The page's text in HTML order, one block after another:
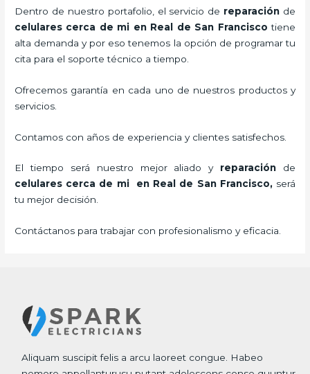
Dentro de nuestro portafolio, el servicio de reparación de
celulares cerca de mi en Real de San Francisco tiene
alta demanda y por eso tenemos la opción de programar tu
cita para el soporte técnico a tiempo.
Ofrecemos garantía en cada uno de nuestros productos y
servicios.
Contamos con años de experiencia y clientes satisfechos.
El tiempo será nuestro mejor aliado y reparación de
celulares cerca de mien Real de San Francisco, será
tu mejor decisión.
Contáctanos para trabajar con profesionalismo y eficacia.
Aliquam suscipit felis a arcu laoreet congue. Habeo